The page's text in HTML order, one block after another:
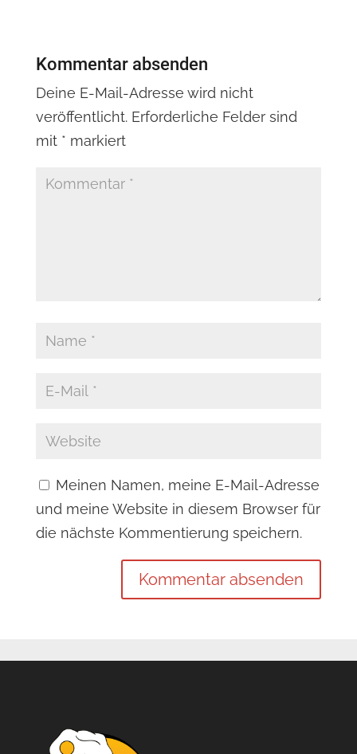
Kommentar absenden
Deine E-Mail-Adresse wird nicht
veröffentlicht. Erforderliche Felder sind
mit * markiert
Meinen Namen, meine E-Mail-Adresse
und meine Website in diesem Browser für
die nächste Kommentierung speichern.